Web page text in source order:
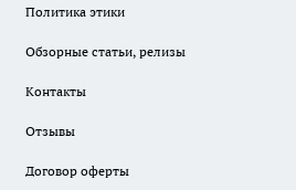
Политика этики
Обзорные статьи, релизы
Контакты
Отзывы
Договор оферты